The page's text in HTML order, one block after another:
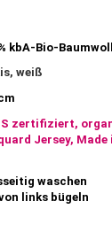
kbA-Bio-
weiß
zertifiziert,
Jersey, Made
waschen
links bügeln